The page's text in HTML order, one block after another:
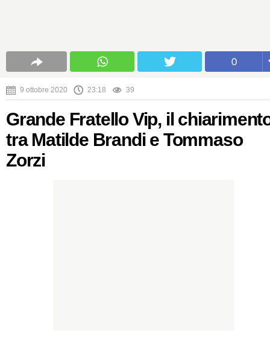
0
9 ottobre 2020 23:18 39
Grande Fratello Vip, il
tra Matilde Brandi e Tommaso
Zorzi